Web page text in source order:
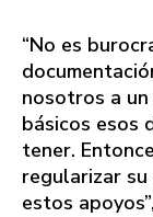
“No es
nosotros a
básicos esos
tener.
regularizar
estos